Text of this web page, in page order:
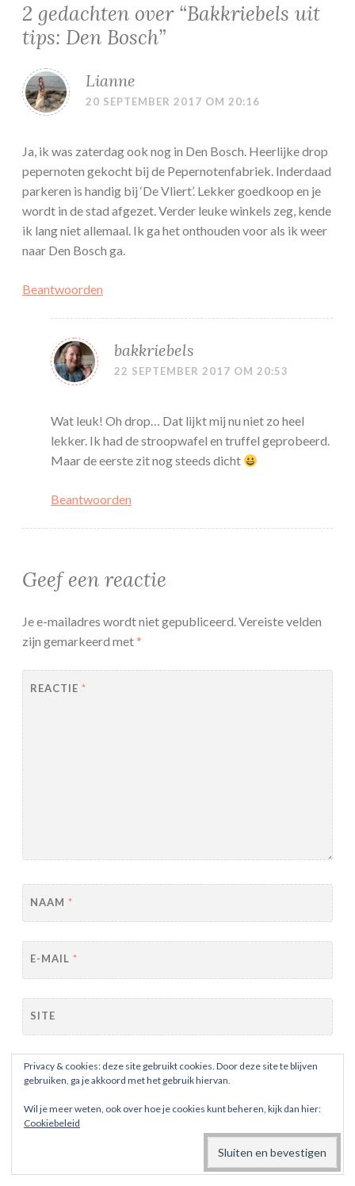
2 gedachten over “Bakkriebels uit
tips: Den Bosch”
Lianne
20 SEPTEMBER 2017 OM 20:16
Ja, ik was zaterdag ook nog in Den Bosch. Heerlijke drop
pepernoten gekocht bij de Pepernotenfabriek. Inderdaad
parkeren is handig bij ‘De Vliert’. Lekker goedkoop en je
wordt in de stad afgezet. Verder leuke winkels zeg, kende
ik lang niet allemaal. Ik ga het onthouden voor als ik weer
naar Den Bosch ga.
Beantwoorden
bakkriebels
22 SEPTEMBER 2017 OM 20:53
Wat leuk! Oh drop… Dat lijkt mij nu niet zo heel
lekker. Ik had de stroopwafel en truffel geprobeerd.
Maar de eerste zit nog steeds dicht
Beantwoorden
Geef een reactie
Je e-mailadres wordt niet gepubliceerd.Vereiste velden
zijn gemarkeerd met*
REACTIE *
NAAM *
E-MAIL *
SITE
Stuur mij een e-mail als er vervolgreacties zijn.
Privacy & cookies: deze site gebruikt cookies. Door deze site te blijven
gebruiken, ga je akkoord met het gebruik hiervan.
Wil je meer weten, ook over hoe je cookies kunt beheren, kijk dan hier:
Cookiebeleid